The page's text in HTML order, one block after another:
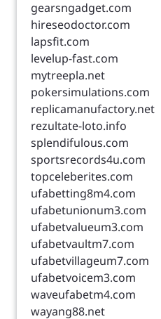
gearsngadget.com
hireseodoctor.com
lapsfit.com
levelup-fast.com
mytreepla.net
pokersimulations.com
replicamanufactory.net
rezultate-loto.info
splendifulous.com
sportsrecords4u.com
topceleberites.com
ufabetting8m4.com
ufabetunionum3.com
ufabetvalueum3.com
ufabetvaultm7.com
ufabetvillageum7.com
ufabetvoicem3.com
waveufabetm4.com
wayang88.net